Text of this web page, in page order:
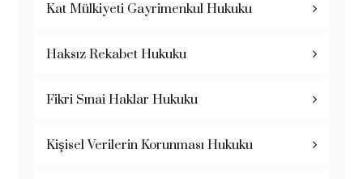
Kat Mülkiyeti Gayrimenkul Hukuku
Haksız Rekabet Hukuku
Fikri Sınai Haklar Hukuku
Kişisel Verilerin Korunması Hukuku